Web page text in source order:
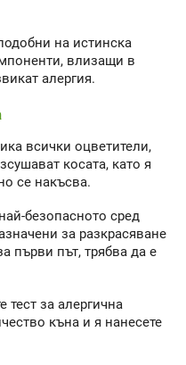
на истинска
влизащи в
алергия.
всички оцветители,
косата, като я
се накъсва.
безопасното сред
за разкрасяване
първи път, трябва да е
тест за алергична
къна и я нанесете